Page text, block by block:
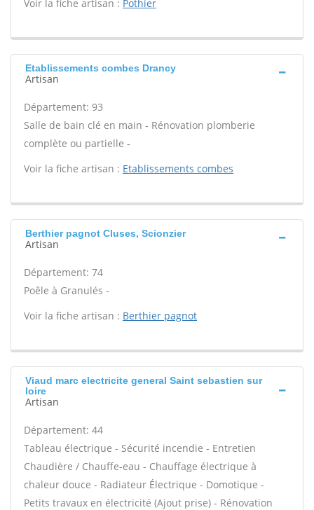
Voir la fiche artisan : Pothier
Etablissements combes Drancy
Artisan
Département: 93
Salle de bain clé en main - Rénovation plomberie
complète ou partielle -
Voir la fiche artisan : Etablissements combes
Berthier pagnot Cluses, Scionzier
Artisan
Département: 74
Poêle à Granulés -
Voir la fiche artisan : Berthier pagnot
Viaud marc electricite general Saint sebastien sur
loire
Artisan
Département: 44
Tableau électrique - Sécurité incendie - Entretien
Chaudière / Chauffe-eau - Chauffage électrique à
chaleur douce - Radiateur Électrique - Domotique -
Petits travaux en électricité (Ajout prise) - Rénovation